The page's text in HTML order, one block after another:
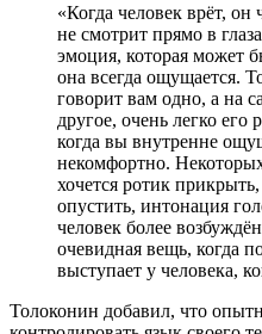
«Когда человек врёт, он
не смотрит прямо в
эмоция, которая может
она всегда ощущается.
говорит вам одно, а на
другое, очень легко его
когда вы внутренне
некомфортно.
хочется ротик
опустить, интонация
человек более
очевидная вещь, когда
выступает у человека,
Толоконин добавил, что